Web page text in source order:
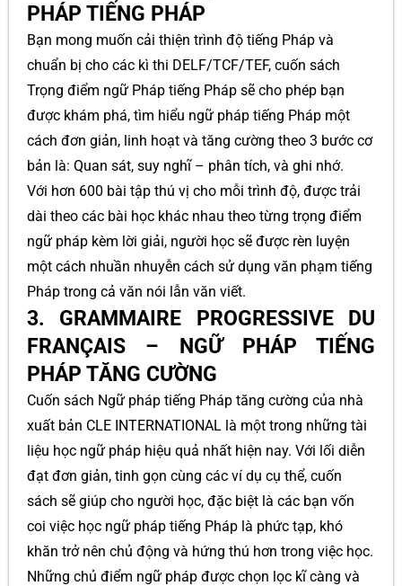
PHÁP TIẾNG PHÁP
Bạn mong muốn cải thiện trình độ tiếng Pháp và
chuẩn bị cho các kì thi DELF/TCF/TEF, cuốn sách
Trọng điểm ngữ Pháp tiếng Pháp sẽ cho phép bạn
được khám phá, tìm hiểu ngữ pháp tiếng Pháp một
cách đơn giản, linh hoạt và tăng cường theo 3 bước cơ
bản là: Quan sát, suy nghĩ – phân tích, và ghi nhớ.
Với hơn 600 bài tập thú vị cho mỗi trình độ, được trải
dài theo các bài học khác nhau theo từng trọng điểm
ngữ pháp kèm lời giải, người học sẽ được rèn luyện
một cách nhuần nhuyễn cách sử dụng văn phạm tiếng
Pháp trong cả văn nói lẫn văn viết.
3. GRAMMAIRE PROGRESSIVE DU
FRANÇAIS – NGỮ PHÁP TIẾNG
PHÁP TĂNG CƯỜNG
Cuốn sách Ngữ pháp tiếng Pháp tăng cường của nhà
xuất bản CLE INTERNATIONAL là một trong những tài
liệu học ngữ pháp hiệu quả nhất hiện nay. Với lối diễn
đạt đơn giản, tinh gọn cùng các ví dụ cụ thể, cuốn
sách sẽ giúp cho người học, đặc biệt là các bạn vốn
coi việc học ngữ pháp tiếng Pháp là phức tạp, khó
khăn trở nên chủ động và hứng thú hơn trong việc học.
Những chủ điểm ngữ pháp được chọn lọc kĩ càng và